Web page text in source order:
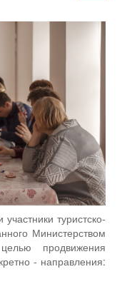
туристско-
Министерством
продвижения
- направления: